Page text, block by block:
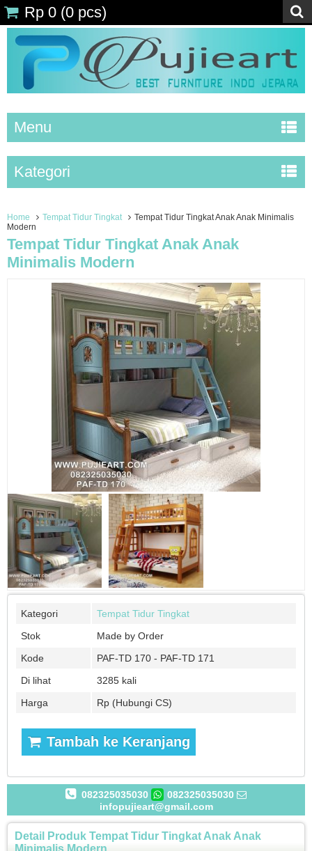
Rp 0 (0 pcs)
Menu
Kategori
Home Tempat Tidur Tingkat
Tempat Tidur Tingkat Anak Anak Minimalis
Modern
Tempat Tidur Tingkat Anak Anak
Minimalis Modern
Kategori
Tempat Tidur Tingkat
Stok
Made by Order
Kode
PAF-TD 170 - PAF-TD 171
Di lihat
3285 kali
Harga
Rp (Hubungi CS)
Tambah ke Keranjang
082325035030
082325035030
infopujieart@gmail.com
Detail Produk Tempat Tidur Tingkat Anak Anak